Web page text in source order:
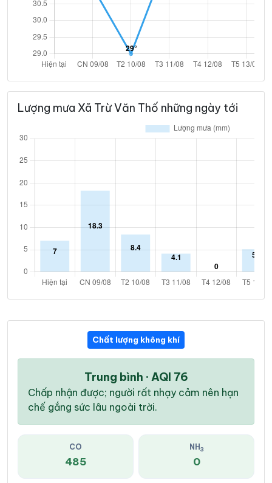
Lượng mưa Xã Trừ Văn Thố những ngày tới
Chất lượng không khí
Trung bình · AQI 76
Chấp nhận được; người rất nhạy cảm nên hạn
chế gắng sức lâu ngoài trời.
CO
485
NH 3
0